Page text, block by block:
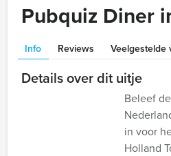
Pubquiz Diner
Info Reviews Veelgestelde
Details over dit uitje
Beleef
in voor
Holland